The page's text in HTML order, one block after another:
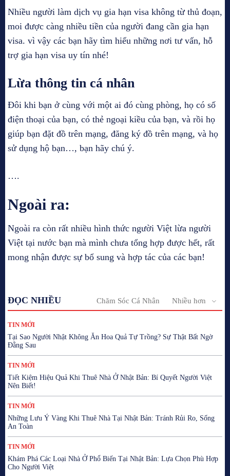
Nhiều người làm dịch vụ gia hạn visa không từ thủ đoạn,
moi được càng nhiều tiền của người đang cần gia hạn
visa. vì vậy các bạn hãy tìm hiểu những nơi tư vấn, hỗ
trợ gia hạn visa uy tín nhé!
Lừa thông tin cá nhân
Đôi khi bạn ở cùng với một ai đó cùng phòng, họ có số
điện thoại của bạn, có thẻ ngoại kiều của bạn, và rồi họ
giúp bạn đặt đồ trên mạng, đăng ký đồ trên mạng, và họ
sử dụng hộ bạn…, bạn hãy chú ý.
….
Ngoài ra:
Ngoài ra còn rất nhiều hình thức người Việt lừa người
Việt tại nước bạn mà mình chưa tổng hợp được hết, rất
mong nhận được sự bổ sung và hợp tác của các bạn!
ĐỌC NHIỀU Chăm Sóc Cá Nhân Nhiều hơn
TIN MỚI
Tại Sao Người Nhật Không Ăn Hoa Quả Tự Trồng? Sự Thật Bất Ngờ
Đằng Sau
TIN MỚI
Tiết Kiệm Hiệu Quả Khi Thuê Nhà Ở Nhật Bản: Bí Quyết Người Việt
Nên Biết!
TIN MỚI
Những Lưu Ý Vàng Khi Thuê Nhà Tại Nhật Bản: Tránh Rủi Ro, Sống
An Toàn
TIN MỚI
Khám Phá Các Loại Nhà Ở Phổ Biến Tại Nhật Bản: Lựa Chọn Phù Hợp
Cho Người Việt